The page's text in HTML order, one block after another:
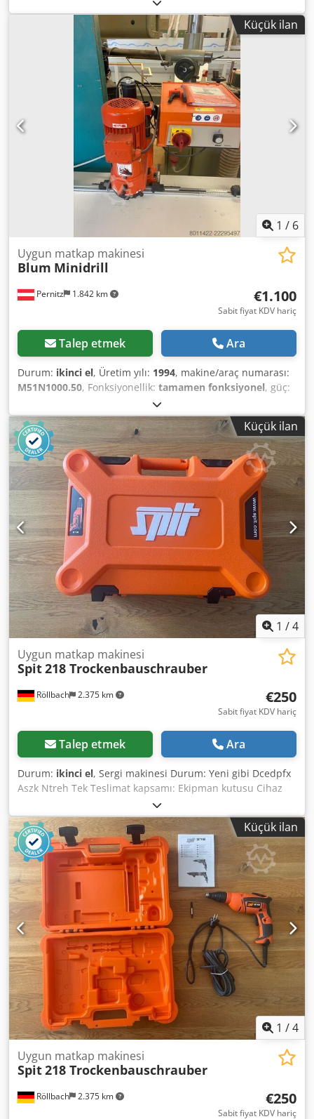
üretimi Mutfak dolabı üretimi Marangoz/Mobilya ustası
Blum bağlantı elemanları ve menteşeler için seri delme
işlemleri Teknik özellikler: 3×400 V 1,1 kW Profesyonel,
endüstriyel model Dcjdpfxsznkufo Ah Tek Makine, bir
atölyenin kapanması nedeniyle satılmaktadır. Teslimat
kapsamı: Makine Aksesuarlar/ek parçalar, fotoğraflarda
görünen taban Kullanım kılavuzu İstenildiği takdirde
makine incelenebilir/deneme çalışması yapılabilir.
Küçük ilan
1 / 6
Pernitz 1.842 km
Uygun matkap makinesi
Blum Minidrill
€1.100
Sabit fiyat KDV hariç
Talep etmek Ara
Durum: ikinci el, Üretim yılı: 1994, makine/araç numarası:
M51N1000.50, Fonksiyonellik: tamamen fonksiyonel, güç:
, giriş voltajı:
Blum Minidrill matkap makinesi, boyutlandırma çubuğu ve
alt dolapla birlikte. Alt dolabın ölçüleri: Uzunluk x Genişlik
x Yükseklik (cm): 210 x 60 x 86 cm Dcodpfxozkp Tle Ah Tek
Küçük ilan
1 /4
Röllbach 2.375 km
Uygun matkap makinesi
Spit218 Trockenbauschrauber
€250
Sabit fiyat KDV hariç
Talep etmek Ara
Durum: ikinci el, Sergi makinesi Durum: Yeni gibi Dcedpfx
Aszk Ntreh Tek Teslimat kapsamı: Ekipman kutusu Cihaz
Kullanım talimatları biraz Bu ürün kullanılmamış bir sergi
ürünüdür
Küçük ilan
1 /4
Röllbach 2.375 km
Uygun matkap makinesi
Spit218 Trockenbauschrauber
€250
Sabit fiyat KDV hariç